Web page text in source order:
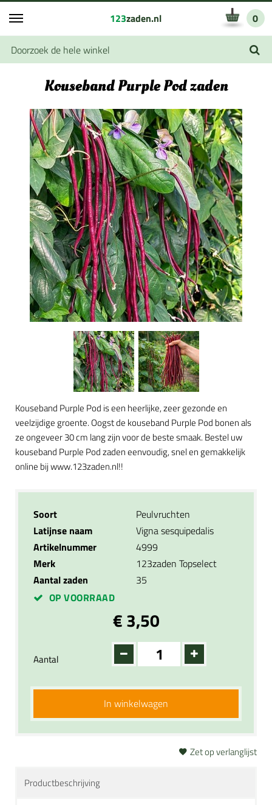
123zaden.nl 0
Kouseband Purple Pod zaden
Kouseband Purple Pod is een heerlijke, zeer gezonde en
veelzijdige groente. Oogst de kouseband Purple Pod bonen als
ze ongeveer 30 cm lang zijn voor de beste smaak. Bestel uw
kouseband Purple Pod zaden eenvoudig, snel en gemakkelijk
online bij www.123zaden.nl!!
Soort
Peulvruchten
Latijnse naam
Vigna sesquipedalis
Artikelnummer
4999
Merk
123zaden Topselect
Aantal zaden
35
OP VOORRAAD
€ 3,50
Aantal
In winkelwagen
Zet op verlanglijst
Productbeschrijving